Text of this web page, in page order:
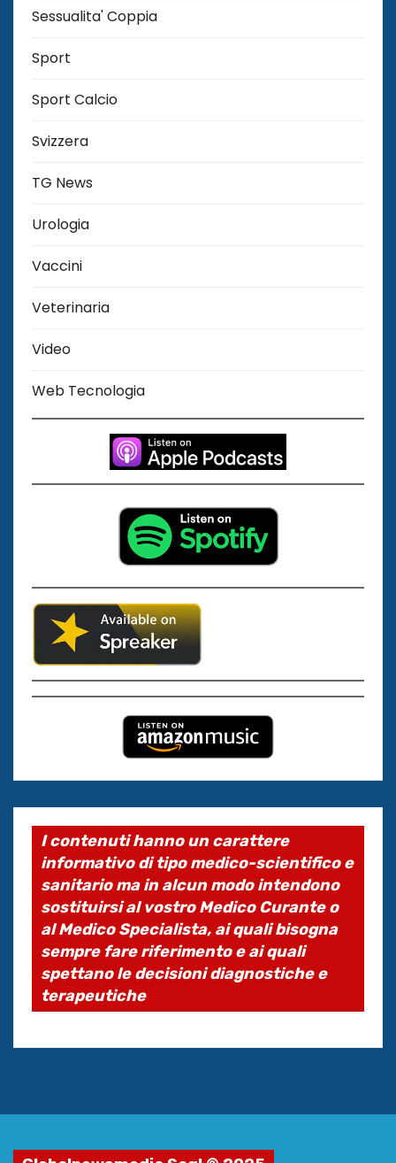
Sessualita' Coppia
Sport
Sport Calcio
Svizzera
TG News
Urologia
Vaccini
Veterinaria
Video
Web Tecnologia
I contenuti hanno un carattere
informativo di tipo medico-scientifico e
sanitario ma in alcun modo intendono
sostituirsi al vostro Medico Curante o
al Medico Specialista, ai quali bisogna
sempre fare riferimento e ai quali
spettano le decisioni diagnostiche e
terapeutiche